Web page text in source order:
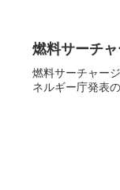
燃料サーチ
燃料サーチャー
ネルギー庁発表